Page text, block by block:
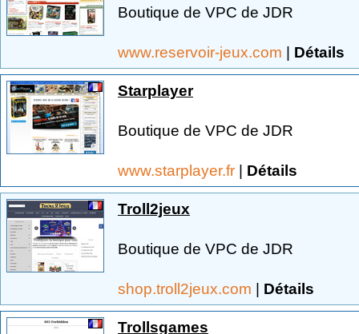
Boutique de VPC de JDR
www.reservoir-jeux.com | Détails
Starplayer
Boutique de VPC de JDR
www.starplayer.fr | Détails
Troll2jeux
Boutique de VPC de JDR
shop.troll2jeux.com | Détails
Trollsgames